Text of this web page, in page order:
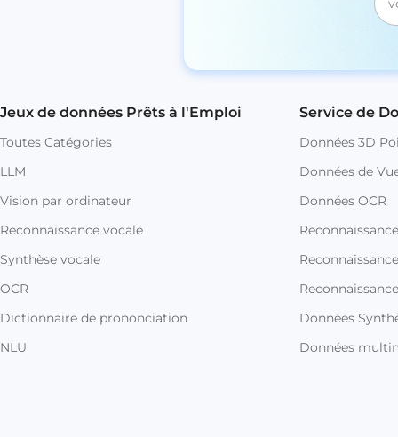
Jeux de données Prêts à l'Emploi
Toutes Catégories
LLM
Vision par ordinateur
Reconnaissance vocale
Synthèse vocale
OCR
Dictionnaire de prononciation
NLU
Service de
Données 3D
Données de
Données OCR
Données
Données